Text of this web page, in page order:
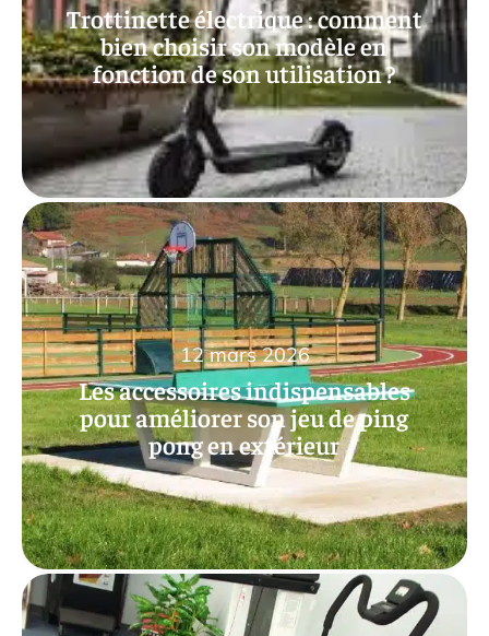
Trottinette électrique : comment
bien choisir son modèle en
fonction de son utilisation ?
Les accessoires indispensables
pour améliorer son jeu de ping
pong en extérieur
12 mars 2026